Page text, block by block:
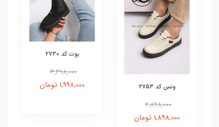
ونس کد 2753
2,898,000
1,898,000 تومان
بوت کد 2730
3,498,000
1,998,000 تومان